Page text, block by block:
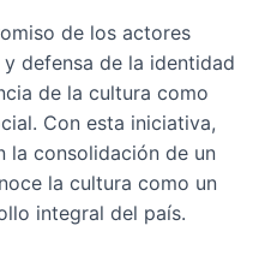
de los actores
defensa de la identidad
de la cultura como
Con esta iniciativa,
la consolidación de un
la cultura como un
integral del país.